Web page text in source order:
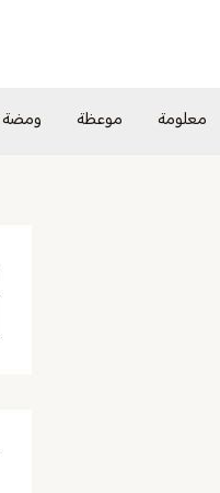
معلومة موعظة ومضة